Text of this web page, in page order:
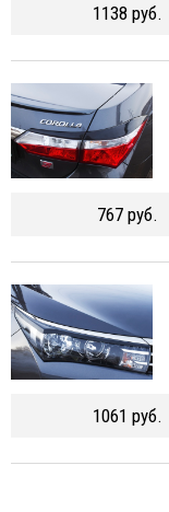
1138 руб.
767 руб.
1061 руб.